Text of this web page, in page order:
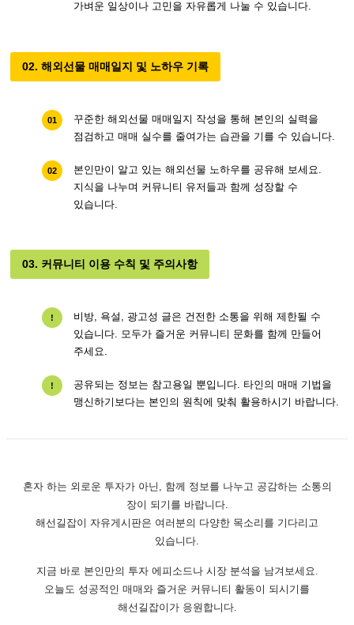
가벼운 일상이나 고민을 자유롭게 나눌 수 있습니다.
02. 해외선물 매매일지 및 노하우 기록
01
꾸준한 해외선물 매매일지 작성을 통해 본인의 실력을
점검하고 매매 실수를 줄여가는 습관을 기를 수 있습니다.
02
본인만이 알고 있는 해외선물 노하우를 공유해 보세요.
지식을 나누며 커뮤니티 유저들과 함께 성장할 수
있습니다.
03. 커뮤니티 이용 수칙 및 주의사항
!
비방, 욕설, 광고성 글은 건전한 소통을 위해 제한될 수
있습니다. 모두가 즐거운 커뮤니티 문화를 함께 만들어
주세요.
!
공유되는 정보는 참고용일 뿐입니다. 타인의 매매 기법을
맹신하기보다는 본인의 원칙에 맞춰 활용하시기 바랍니다.
혼자 하는 외로운 투자가 아닌, 함께 정보를 나누고 공감하는 소통의
장이 되기를 바랍니다.
해선길잡이 자유게시판은 여러분의 다양한 목소리를 기다리고
있습니다.
지금 바로 본인만의 투자 에피소드나 시장 분석을 남겨보세요.
오늘도 성공적인 매매와 즐거운 커뮤니티 활동이 되시기를
해선길잡이가 응원합니다.